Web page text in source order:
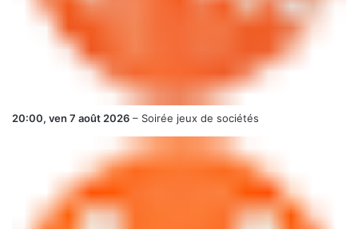
20:00, ven 7 août 2026 – Soirée jeux de sociétés